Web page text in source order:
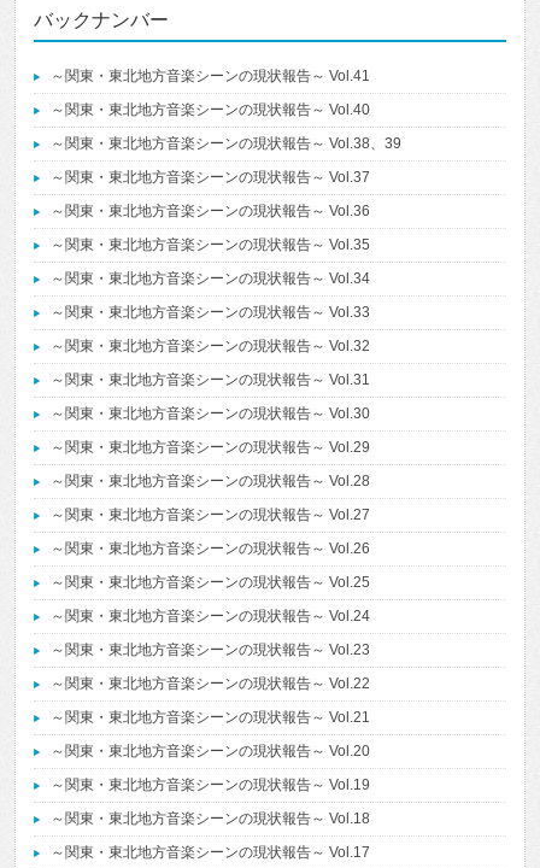
バックナンバー
～関東・東北地方音楽シーンの現状報告～ Vol.41
～関東・東北地方音楽シーンの現状報告～ Vol.40
～関東・東北地方音楽シーンの現状報告～ Vol.38、39
～関東・東北地方音楽シーンの現状報告～ Vol.37
～関東・東北地方音楽シーンの現状報告～ Vol.36
～関東・東北地方音楽シーンの現状報告～ Vol.35
～関東・東北地方音楽シーンの現状報告～ Vol.34
～関東・東北地方音楽シーンの現状報告～ Vol.33
～関東・東北地方音楽シーンの現状報告～ Vol.32
～関東・東北地方音楽シーンの現状報告～ Vol.31
～関東・東北地方音楽シーンの現状報告～ Vol.30
～関東・東北地方音楽シーンの現状報告～ Vol.29
～関東・東北地方音楽シーンの現状報告～ Vol.28
～関東・東北地方音楽シーンの現状報告～ Vol.27
～関東・東北地方音楽シーンの現状報告～ Vol.26
～関東・東北地方音楽シーンの現状報告～ Vol.25
～関東・東北地方音楽シーンの現状報告～ Vol.24
～関東・東北地方音楽シーンの現状報告～ Vol.23
～関東・東北地方音楽シーンの現状報告～ Vol.22
～関東・東北地方音楽シーンの現状報告～ Vol.21
～関東・東北地方音楽シーンの現状報告～ Vol.20
～関東・東北地方音楽シーンの現状報告～ Vol.19
～関東・東北地方音楽シーンの現状報告～ Vol.18
～関東・東北地方音楽シーンの現状報告～ Vol.17